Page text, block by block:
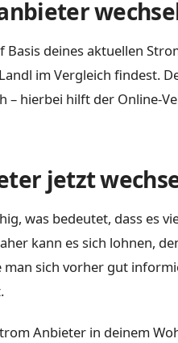
deines aktuellen
im Vergleich findest.
hierbei hilft der Online-
jetzt
was bedeutet, dass es
kann es sich lohnen,
sich vorher gut
Anbieter in deinem